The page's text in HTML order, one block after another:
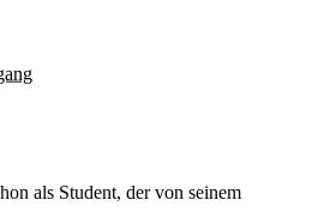
als Student, der von seinem